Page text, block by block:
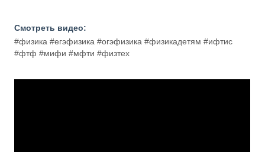
Смотреть видео:
#физика #егэфизика #огэфизика #физикадетям #ифтис
#фтф #мифи #мфти #физтех